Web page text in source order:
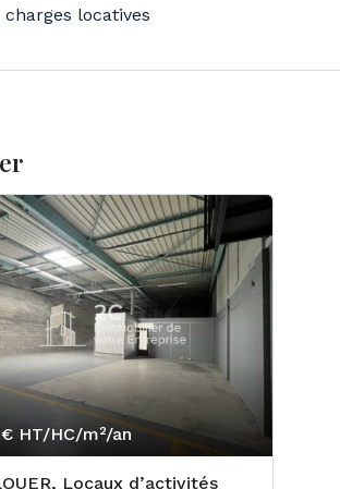
locatives
Locaux d’activités
HT/HC/m²/an